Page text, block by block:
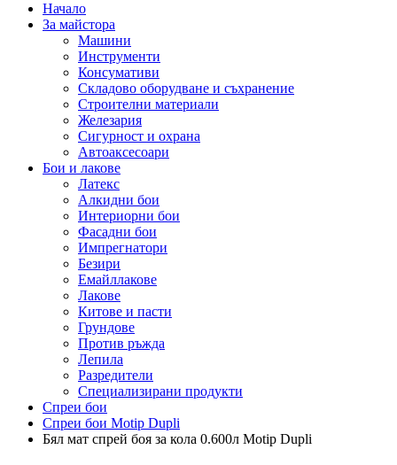
Начало
За майстора
Машини
Инструменти
Консумативи
Складово оборудване и съхранение
Строителни материали
Железария
Сигурност и охрана
Автоаксесоари
Бои и лакове
Латекс
Алкидни бои
Интериорни бои
Фасадни бои
Импрегнатори
Безири
Емайллакове
Лакове
Китове и пасти
Грундове
Против ръжда
Лепила
Разредители
Специализирани продукти
Спреи бои
Спреи бои Motip Dupli
Бял мат спрей боя за кола 0.600л Motip Dupli